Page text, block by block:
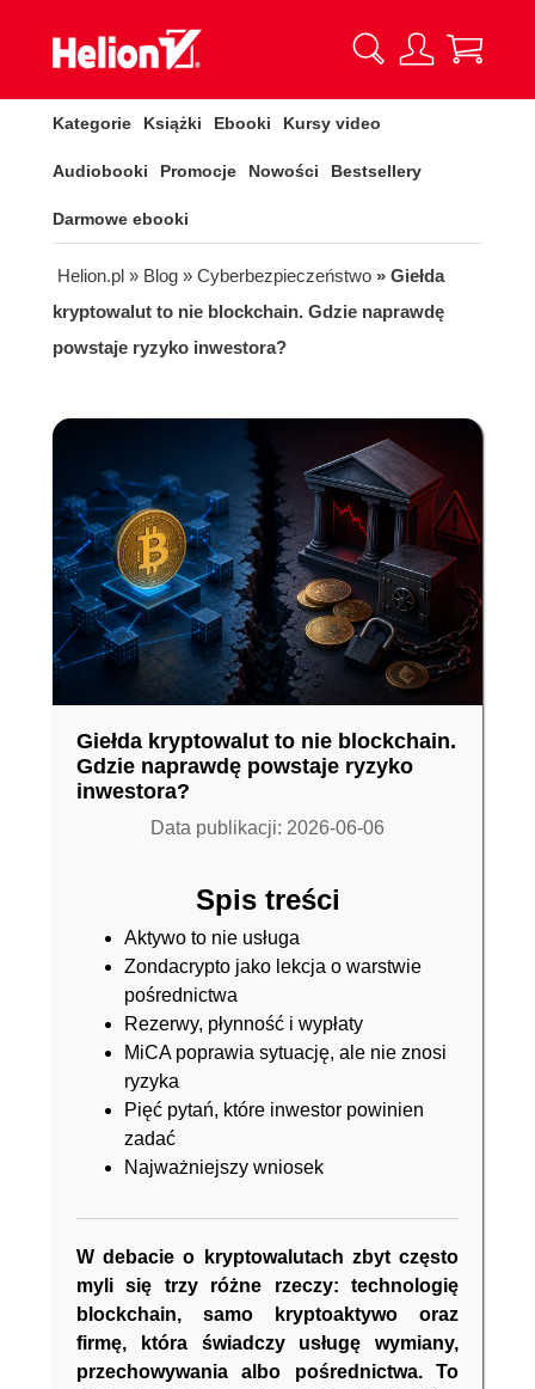
Kategorie Książki Ebooki Kursy video
Audiobooki Promocje Nowości Bestsellery
Darmowe ebooki
Helion.pl » Blog » Cyberbezpieczeństwo » Giełda
kryptowalut to nie blockchain. Gdzie naprawdę
powstaje ryzyko inwestora?
Giełda kryptowalut to nie blockchain.
Gdzie naprawdę powstaje ryzyko
inwestora?
Data publikacji: 2026-06-06
Spis treści
Aktywo to nie usługa
Zondacrypto jako lekcja o warstwie
pośrednictwa
Rezerwy, płynność i wypłaty
MiCA poprawia sytuację, ale nie znosi
ryzyka
Pięć pytań, które inwestor powinien
zadać
Najważniejszy wniosek
W debacie o kryptowalutach zbyt często
myli się trzy różne rzeczy: technologię
blockchain, samo kryptoaktywo oraz
firmę, która świadczy usługę wymiany,
przechowywania albo pośrednictwa. To